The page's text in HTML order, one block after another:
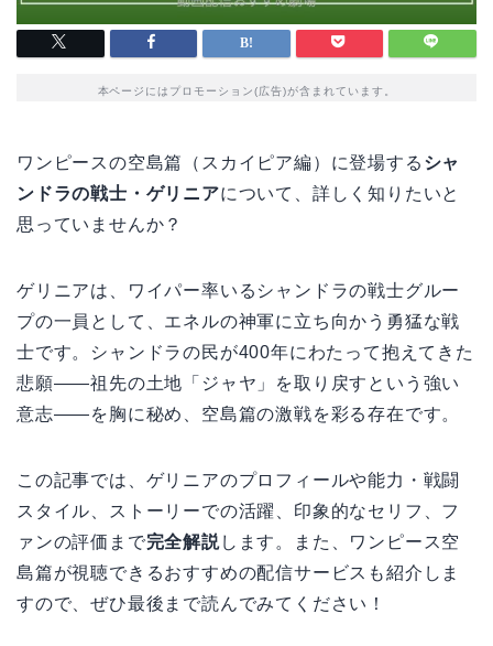
本ページにはプロモーション(広告)が含まれています。
ワンピースの空島篇（スカイピア編）に登場する シャ
ンドラの戦士・ゲリニアについて、詳しく知りたいと
思っていませんか？
ゲリニアは、ワイパー率いるシャンドラの戦士グルー
プの一員として、エネルの神軍に立ち向かう勇猛な戦
士です。シャンドラの民が400年にわたって抱えてきた
悲願——祖先の土地「ジャヤ」を取り戻すという強い
意志——を胸に秘め、空島篇の激戦を彩る存在です。
この記事では、ゲリニアのプロフィールや能力・戦闘
スタイル、ストーリーでの活躍、印象的なセリフ、フ
ァンの評価まで完全解説します。また、ワンピース空
島篇が視聴できるおすすめの配信サービスも紹介しま
すので、ぜひ最後まで読んでみてください！